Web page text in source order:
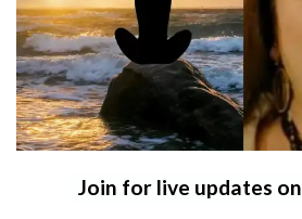
Join for live updates on